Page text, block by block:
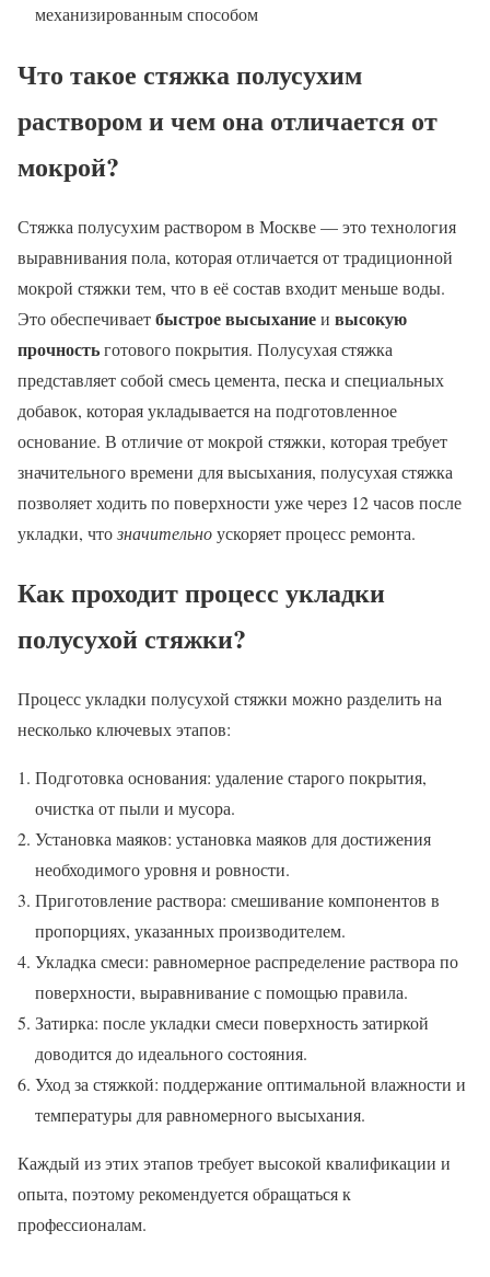
механизированным способом
Что такое стяжка полусухим
раствором и чем она отличается от
мокрой?
Стяжка полусухим раствором в Москве — это технология
выравнивания пола, которая отличается от традиционной
мокрой стяжки тем, что в её состав входит меньше воды.
Это обеспечиваетбыстрое высыханиеи высокую
прочностьготового покрытия. Полусухая стяжка
представляет собой смесь цемента, песка и специальных
добавок, которая укладывается на подготовленное
основание. В отличие от мокрой стяжки, которая требует
значительного времени для высыхания, полусухая стяжка
позволяет ходить по поверхности уже через 12 часов после
укладки, чтозначительноускоряет процесс ремонта.
Как проходит процесс укладки
полусухой стяжки?
Процесс укладки полусухой стяжки можно разделить на
несколько ключевых этапов:
Подготовка основания: удаление старого покрытия,
очистка от пыли и мусора.
Установка маяков: установка маяков для достижения
необходимого уровня и ровности.
Приготовление раствора: смешивание компонентов в
пропорциях, указанных производителем.
Укладка смеси: равномерное распределение раствора по
поверхности, выравнивание с помощью правила.
Затирка: после укладки смеси поверхность затиркой
доводится до идеального состояния.
Уход за стяжкой: поддержание оптимальной влажности и
температуры для равномерного высыхания.
Каждый из этих этапов требует высокой квалификации и
опыта, поэтому рекомендуется обращаться к
профессионалам.